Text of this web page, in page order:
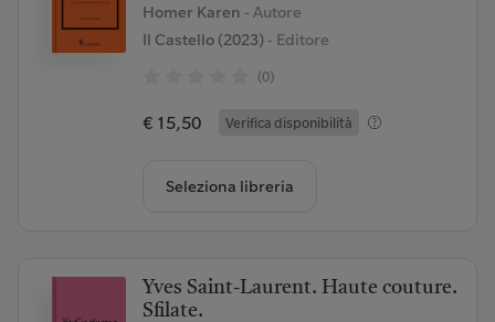
Homer Karen - Autore
Il Castello (2023)- Editore
(0)
€ 15,50 Verifica disponibilità
Seleziona libreria
Yves Saint-Laurent. Haute couture.
Sfilate.